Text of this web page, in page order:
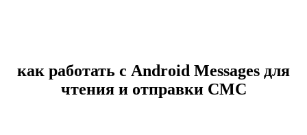
как работать с Android Messages для
чтения и отправки СМС